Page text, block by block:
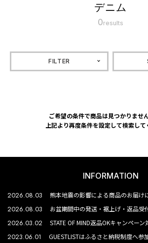
デニム
0results
FILTER
ご希望の条件で商品は見つかりません
上記より再度条件を設定して検索して
INFORMATION
2026.08.03 熊本地震の影響による商品のお届け
2026.08.03 お盆期間中の発送・裾上げ・返品受
2026.03.02 STATE OF MIND返品OKキャンペー
2023.06.01 GUESTLISTはふるさと納税制度へ参